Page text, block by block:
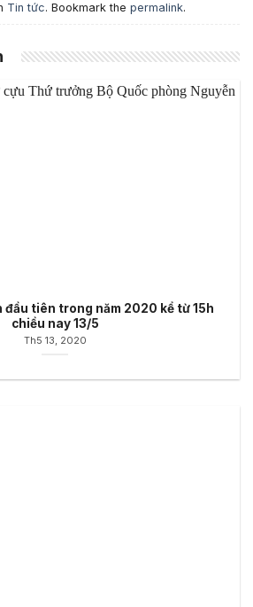
Tin tức. Bookmark the permalink.
đầu tiên trong năm 2020 kể từ 15h
chiều nay 13/5
Th5 13, 2020